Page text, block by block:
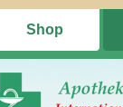
Shop